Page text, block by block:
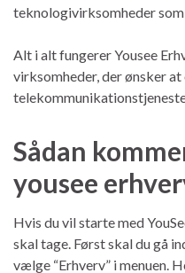
teknologivirksomheder
Alt i alt fungerer Yousee
virksomheder, der ønsker
Sådan
yousee
Hvis du vil starte med
skal tage. Først skal du gå
vælge “Erhverv” i menuen.